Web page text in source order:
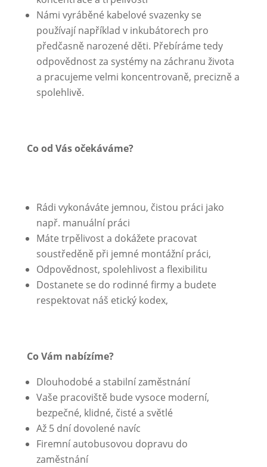
Námi vyráběné kabelové svazenky se
používají například v inkubátorech pro
předčasně narozené děti. Přebíráme tedy
odpovědnost za systémy na záchranu života
a pracujeme velmi koncentrovaně, precizně a
spolehlivě.
Co od Vás očekáváme?
Rádi vykonáváte jemnou, čistou práci jako
např. manuální práci
Máte trpělivost a dokážete pracovat
soustředěně při jemné montážní práci,
Odpovědnost, spolehlivost a flexibilitu
Dostanete se do rodinné firmy a budete
respektovat náš etický kodex,
Co Vám nabízíme?
Dlouhodobé a stabilní zaměstnání
Vaše pracoviště bude vysoce moderní,
bezpečné, klidné, čisté a světlé
Až 5 dní dovolené navíc
Firemní autobusovou dopravu do
zaměstnání